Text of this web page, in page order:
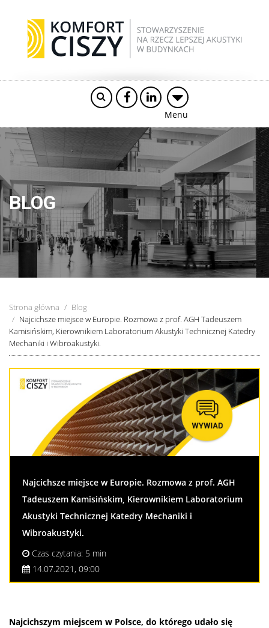
Menu
BLOG
Strona główna
Blog
Najcichsze miejsce w Europie. Rozmowa z prof. AGH Tadeuszem
Kamisińskim, Kierownikiem Laboratorium Akustyki Technicznej Katedry
Mechaniki i Wibroakustyki.
Najcichsze miejsce w Europie. Rozmowa z prof. AGH
Tadeuszem Kamisińskim, Kierownikiem Laboratorium
Akustyki Technicznej Katedry Mechaniki i
Wibroakustyki.
Czas czytania: 5 min
14.07.2021, 09:00
Najcichszym miejscem w Polsce, do którego udało się